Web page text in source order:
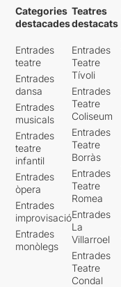
Categories
destacades
Entrades
teatre
Entrades
dansa
Entrades
musicals
Entrades
teatre
infantil
Entrades
òpera
Entrades
improvisació
Entrades
monòlegs
Teatres
destacats
Entrades
Teatre
Tívoli
Entrades
Teatre
Coliseum
Entrades
Teatre
Borràs
Entrades
Teatre
Romea
Entrades
La
Villarroel
Entrades
Teatre
Condal